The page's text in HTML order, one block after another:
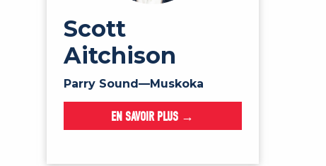
Scott
Aitchison
Parry Sound—Muskoka
EN SAVOIR PLUS →